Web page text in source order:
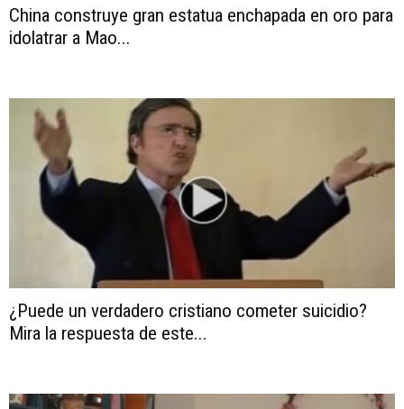
China construye gran estatua enchapada en oro para
idolatrar a Mao...
¿Puede un verdadero cristiano cometer suicidio?
Mira la respuesta de este...